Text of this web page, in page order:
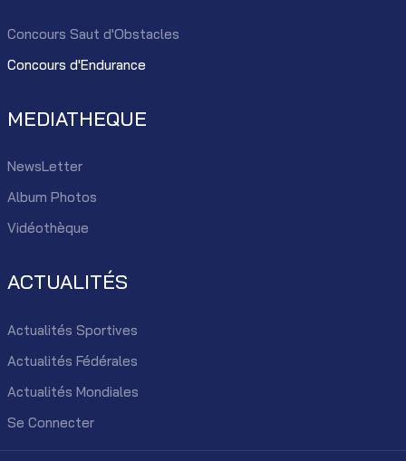
Concours Saut d'Obstacles
Concours d'Endurance
MEDIATHEQUE
NewsLetter
Album Photos
Vidéothèque
ACTUALITÉS
Actualités Sportives
Actualités Fédérales
Actualités Mondiales
Se Connecter